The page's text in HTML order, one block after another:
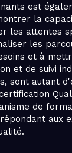
est
la
les attentes
les
et à
et de suivi
sont autant
de
aux